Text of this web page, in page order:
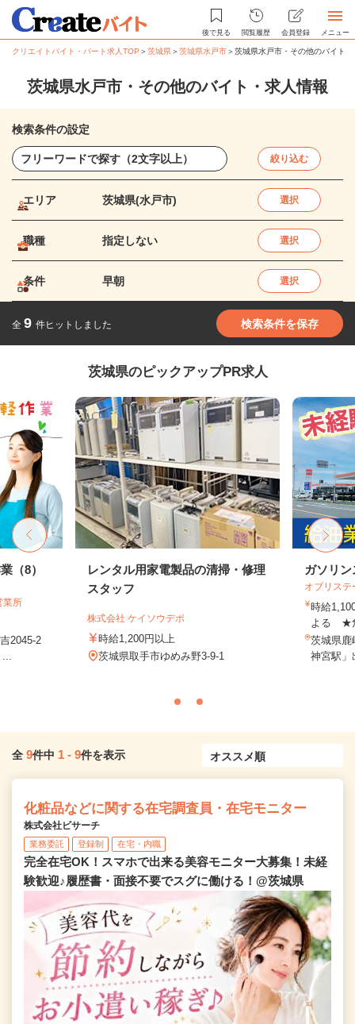
後で見る 閲覧履歴 会員登録 メニュー
クリエイトバイト・パート求人TOP ＞茨城県＞茨城県水戸市＞茨城県水戸市・その他のバイト
茨城県水戸市・その他のバイト・求人情報
検索条件の設定
絞り込む
エリア 茨城県(水戸市) 選択
職種 指定しない 選択
条件 早朝 選択
全 9 件ヒットしました 検索条件を保存
茨城県のピックアップPR求人
（8）
業所
2045-2
レンタル用家電製品の清掃・修理
スタッフ
株式会社 ケイソウデポ
時給1,200円以上
茨城県取手市ゆめみ野3-9-1
ガソリ
オブリステ
時給
よる ★
茨城県鹿
神宮駅」
全 9件中 1 - 9件を表示
化粧品などに関する在宅調査員・在宅モニター
株式会社ビサーチ
業務委託 登録制 在宅・内職
完全在宅OK！スマホで出来る美容モニター大募集！未経
験歓迎♪履歴書・面接不要でスグに働ける！@茨城県